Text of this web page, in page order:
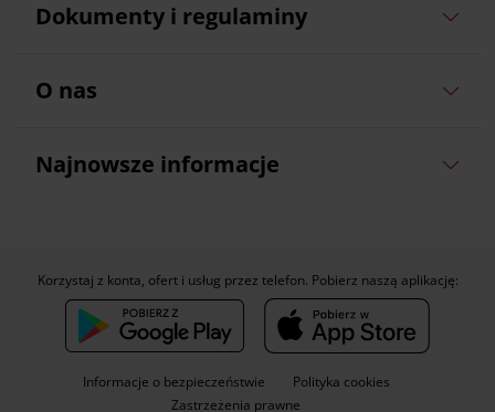
Dokumenty i regulaminy
O nas
Najnowsze informacje
Informacje o bezpieczeństwie
Polityka cookies
Zastrzeżenia prawne
Korzystaj z konta, ofert i usług przez telefon. Pobierz naszą aplikację: